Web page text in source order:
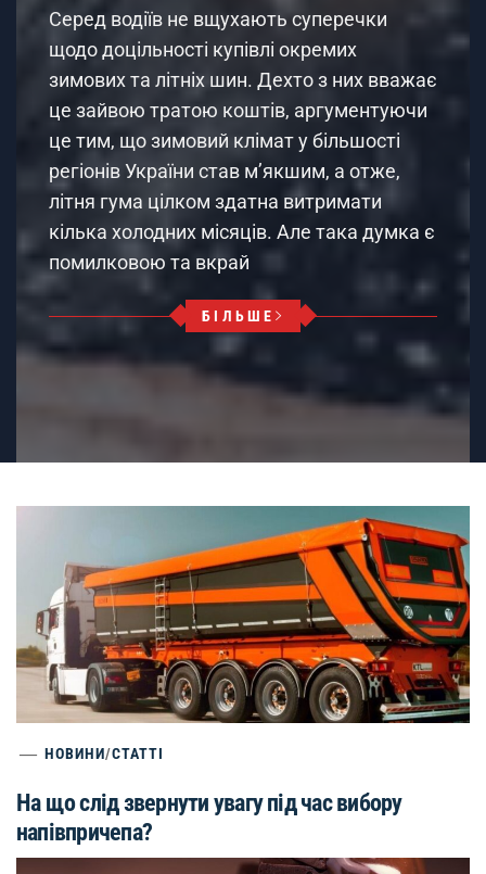
Серед водіїв не вщухають суперечки
щодо доцільності купівлі окремих
зимових та літніх шин. Дехто з них вважає
це зайвою тратою коштів, аргументуючи
це тим, що зимовий клімат у більшості
регіонів України став м’якшим, а отже,
літня гума цілком здатна витримати
кілька холодних місяців. Але така думка є
помилковою та вкрай
БІЛЬШЕ
НОВИНИ/СТАТТІ
На що слід звернути увагу під час вибору
напівпричепа?